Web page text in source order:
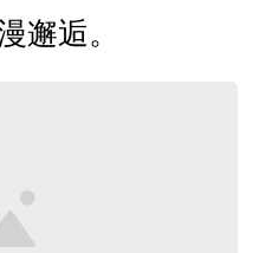
邂逅。